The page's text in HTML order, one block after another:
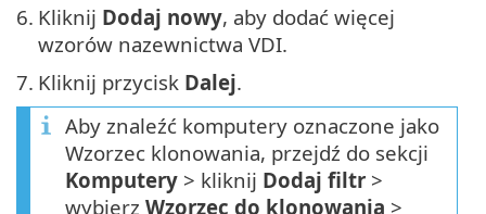
6. Kliknij Dodaj nowy, aby dodać więcej
wzorów nazewnictwa VDI.
7. Kliknij przycisk Dalej.
Aby znaleźć komputery oznaczone jako
Wzorzec klonowania, przejdź do sekcji
Komputery > kliknij Dodaj filtr >
wybierz Wzorzec do klonowania >